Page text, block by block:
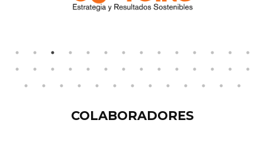
COLABORADORES